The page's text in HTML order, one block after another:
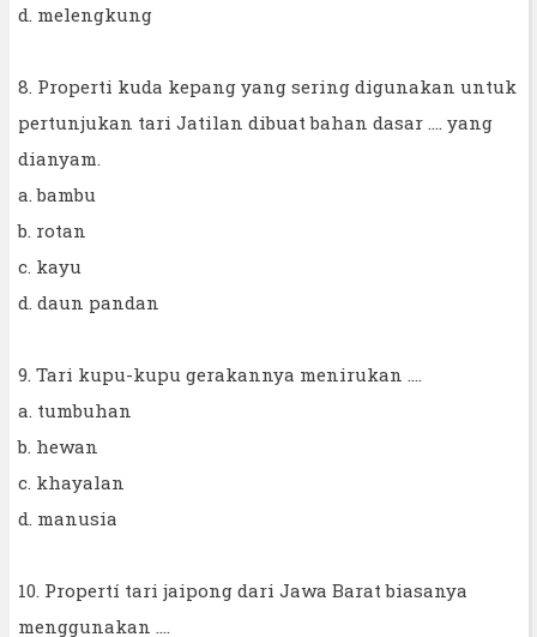
d. melengkung
8. Properti kuda kepang yang sering digunakan untuk
pertunjukan tari Jatilan dibuat bahan dasar .... yang
dianyam.
a. bambu
b. rotan
c. kayu
d. daun pandan
9. Tari kupu-kupu gerakannya menirukan ....
a. tumbuhan
b. hewan
c. khayalan
d. manusia
10. Propertí tari jaipong dari Jawa Barat biasanya
menggunakan ....